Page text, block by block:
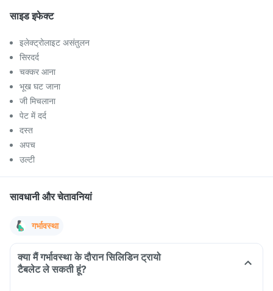
साइड इफेक्ट
इलेक्ट्रोलाइट असंतुलन
सिरदर्द
चक्कर आना
भूख घट जाना
जी मिचलाना
पेट में दर्द
दस्त
अपच
उल्टी
सावधानी और चेतावनियां
गर्भावस्था
क्या मैं गर्भावस्था के दौरान सिलिडिन ट्रायो
टैबलेट ले सकती हूं?